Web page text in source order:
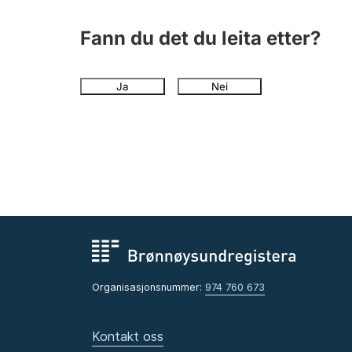
Fann du det du leita etter?
Ja Nei
Organisasjonsnummer: 974 760 673
Kontakt oss